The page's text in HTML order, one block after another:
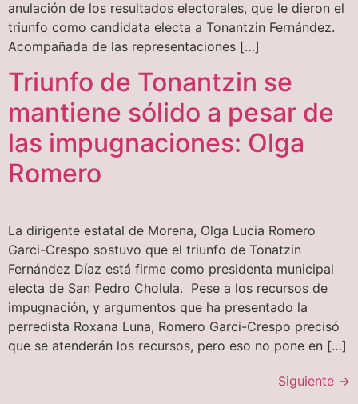
anulación de los resultados electorales, que le dieron el
triunfo como candidata electa a Tonantzin Fernández.
Acompañada de las representaciones […]
Triunfo de Tonantzin se
mantiene sólido a pesar de
las impugnaciones: Olga
Romero
La dirigente estatal de Morena, Olga Lucia Romero
Garci-Crespo sostuvo que el triunfo de Tonatzin
Fernández Díaz está firme como presidenta municipal
electa de San Pedro Cholula. Pese a los recursos de
impugnación, y argumentos que ha presentado la
perredista Roxana Luna, Romero Garci-Crespo precisó
que se atenderán los recursos, pero eso no pone en […]
Siguiente →